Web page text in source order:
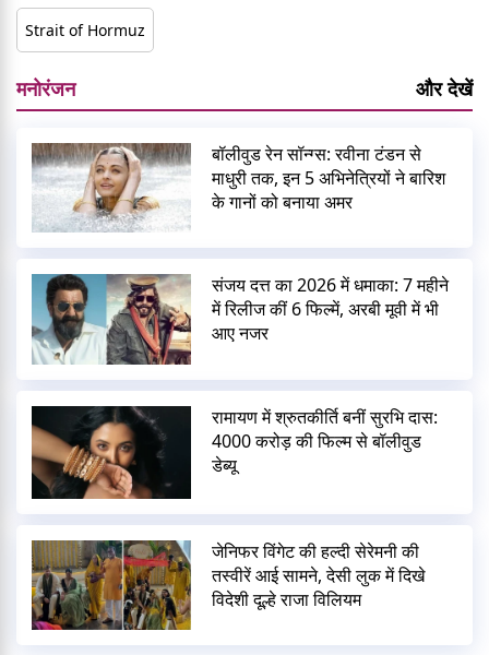
Strait of Hormuz
मनोरंजन और देखें
बॉलीवुड रेन सॉन्ग्स: रवीना टंडन से
माधुरी तक, इन 5 अभिनेत्रियों ने बारिश
के गानों को बनाया अमर
संजय दत्त का 2026 में धमाका: 7 महीने
में रिलीज कीं 6 फिल्में, अरबी मूवी में भी
आए नजर
रामायण में श्रुतकीर्ति बनीं सुरभि दास:
4000 करोड़ की फिल्म से बॉलीवुड
डेब्यू
जेनिफर विंगेट की हल्दी सेरेमनी की
तस्वीरें आई सामने, देसी लुक में दिखे
विदेशी दूल्हे राजा विलियम